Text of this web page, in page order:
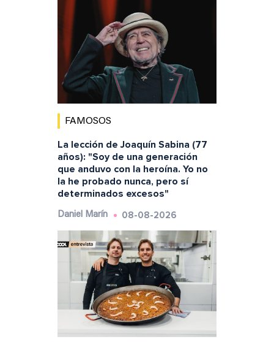
FAMOSOS
La lección de Joaquín Sabina (77
años): "Soy de una generación
que anduvo con la heroína. Yo no
la he probado nunca, pero sí
determinados excesos"
Daniel Marín 08-08-2026